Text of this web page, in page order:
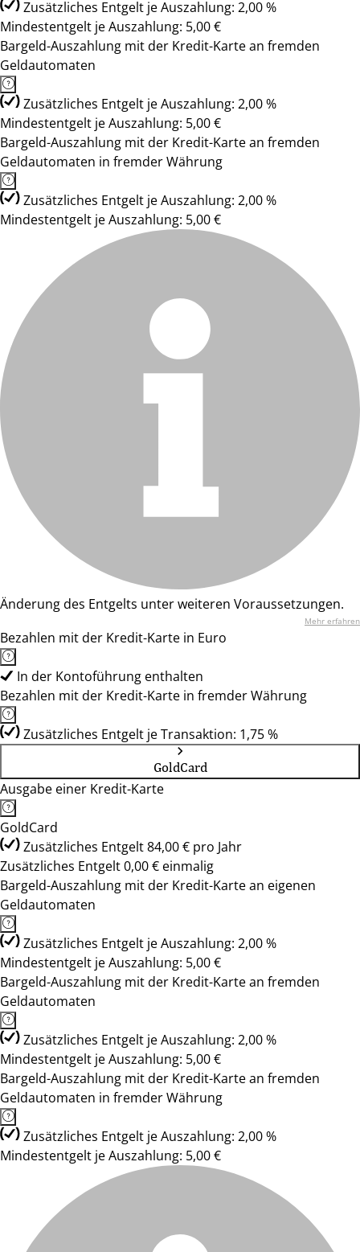
Zusätzliches Entgelt je Auszahlung: 2,00 %
Mindestentgelt je Auszahlung: 5,00 €
Bargeld-Auszahlung mit der Kredit-Karte an fremden
Geldautomaten
Zusätzliches Entgelt je Auszahlung: 2,00 %
Mindestentgelt je Auszahlung: 5,00 €
Bargeld-Auszahlung mit der Kredit-Karte an fremden
Geldautomaten in fremder Währung
Zusätzliches Entgelt je Auszahlung: 2,00 %
Mindestentgelt je Auszahlung: 5,00 €
Änderung des Entgelts unter weiteren Voraussetzungen.
Mehr erfahren
Bezahlen mit der Kredit-Karte in Euro
In der Kontoführung enthalten
Bezahlen mit der Kredit-Karte in fremder Währung
Zusätzliches Entgelt je Transaktion: 1,75 %
GoldCard
Ausgabe einer Kredit-Karte
GoldCard
Zusätzliches Entgelt 84,00 € pro Jahr
Zusätzliches Entgelt 0,00 € einmalig
Bargeld-Auszahlung mit der Kredit-Karte an eigenen
Geldautomaten
Zusätzliches Entgelt je Auszahlung: 2,00 %
Mindestentgelt je Auszahlung: 5,00 €
Bargeld-Auszahlung mit der Kredit-Karte an fremden
Geldautomaten
Zusätzliches Entgelt je Auszahlung: 2,00 %
Mindestentgelt je Auszahlung: 5,00 €
Bargeld-Auszahlung mit der Kredit-Karte an fremden
Geldautomaten in fremder Währung
Zusätzliches Entgelt je Auszahlung: 2,00 %
Mindestentgelt je Auszahlung: 5,00 €